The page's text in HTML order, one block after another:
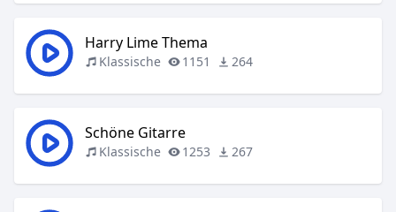
Harry Lime Thema
Klassische 1151 264
Schöne Gitarre
Klassische 1253 267